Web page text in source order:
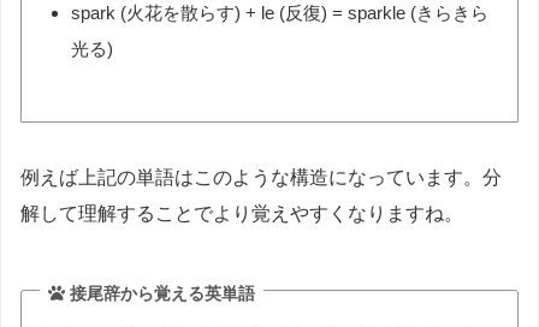
spark (火花を散らす) + le (反復) = sparkle (きらきら
光る)
例えば上記の単語はこのような構造になっています。分
解して理解することでより覚えやすくなりますね。
接尾辞から覚える英単語